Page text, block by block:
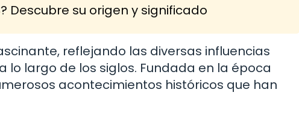
Descubre su origen y significado
reflejando las diversas influencias
largo de los siglos. Fundada en la época
acontecimientos históricos que han